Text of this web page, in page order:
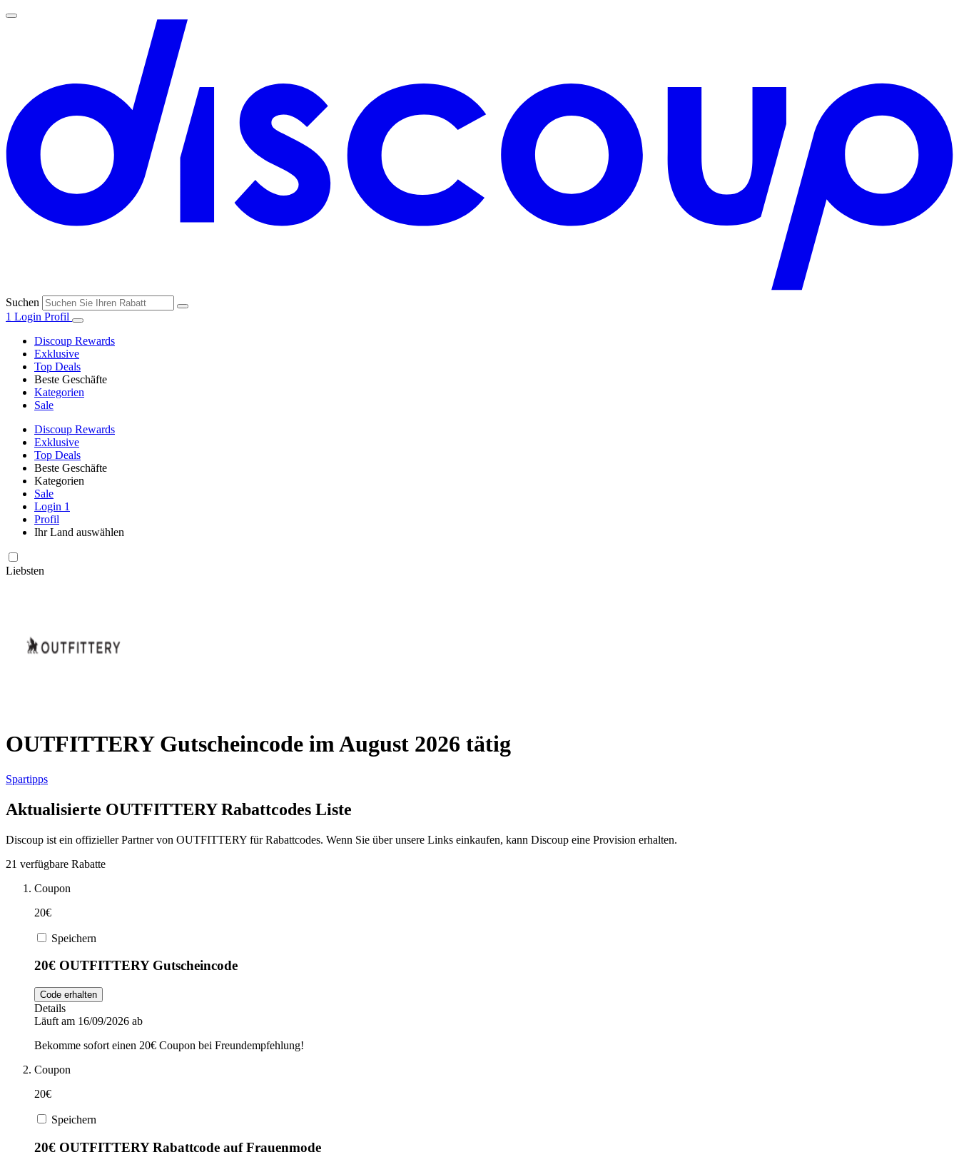
Suchen
1 Login Profil
Discoup Rewards
Exklusive
Top Deals
Beste Geschäfte
Kategorien
Sale
Discoup Rewards
Exklusive
Top Deals
Beste Geschäfte
Kategorien
Sale
Login 1
Profil
Ihr Land auswählen
Liebsten
OUTFITTERY Gutscheincode im August 2026 tätig
Spartipps
Aktualisierte OUTFITTERY Rabattcodes Liste
Discoup ist ein offizieller Partner von OUTFITTERY für Rabattcodes. Wenn Sie über unsere Links einkaufen, kann Discoup eine Provision erhalten.
21 verfügbare Rabatte
Coupon
20€
Speichern
20€ OUTFITTERY Gutscheincode
Code erhalten
Details
Läuft am 16/09/2026 ab
Bekomme sofort einen 20€ Coupon bei Freundempfehlung!
Coupon
20€
Speichern
20€ OUTFITTERY Rabattcode auf Frauenmode